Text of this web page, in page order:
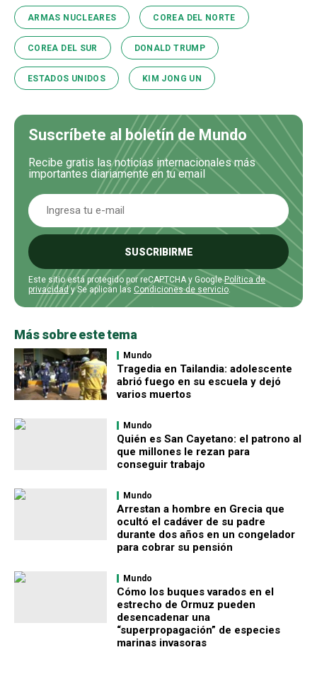
ARMAS NUCLEARES COREA DEL NORTE
COREA DEL SUR DONALD TRUMP
ESTADOS UNIDOS KIM JONG UN
Suscríbete al boletín de Mundo
Recibe gratis las noticias internacionales más
importantes diariamente en tu email
SUSCRIBIRME
Este sitio está protegido por reCAPTCHA y GooglePolítica de
privacidady Se aplican las Condiciones de servicio.
Más sobre este tema
Mundo
Tragedia en Tailandia: adolescente
abrió fuego en su escuela y dejó
varios muertos
Mundo
Quién es San Cayetano: el patrono al
que millones le rezan para
conseguir trabajo
Mundo
Arrestan a hombre en Grecia que
ocultó el cadáver de su padre
durante dos años en un congelador
para cobrar su pensión
Mundo
Cómo los buques varados en el
estrecho de Ormuz pueden
desencadenar una
“superpropagación” de especies
marinas invasoras